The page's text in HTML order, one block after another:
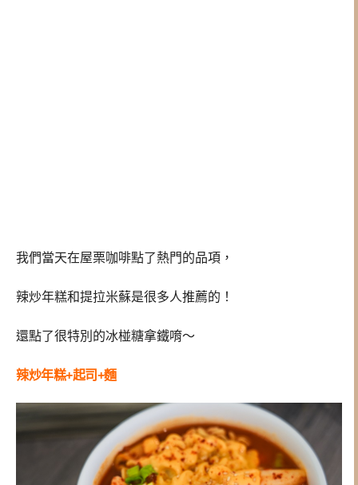
我們當天在屋栗咖啡點了熱門的品項，
辣炒年糕和提拉米蘇是很多人推薦的！
還點了很特別的冰椪糖拿鐵唷～
辣炒年糕+起司+麵